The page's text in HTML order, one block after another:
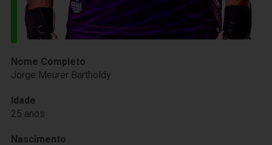
Nome Completo
Jorge Meurer Bartholdy
Idade
25 anos
Nascimento